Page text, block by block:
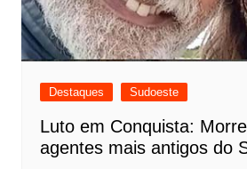
Destaques Sudoeste
Luto em Conquista:
agentes mais antigos do